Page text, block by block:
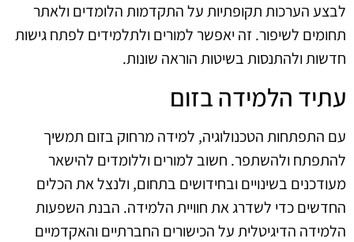
לבצע הערכות תקופתיות על התקדמות הלומדים ולאתר
תחומים לשיפור. זה יאפשר למורים ולתלמידים לפתח גישות
חדשות ולהתנסות בשיטות הוראה שונות.
עתיד הלמידה בזום
עם התפתחות הטכנולוגיה, למידה מרחוק בזום תמשיך
להתפתח ולהשתפר. חשוב למורים וללומדים להישאר
מעודכנים בשינויים ובחידושים בתחום, ולנצל את הכלים
החדשים כדי לשדרג את חוויית הלמידה. הבנת השפעות
הלמידה הדיגיטלית על הכישורים החברתיים והאקדמיים